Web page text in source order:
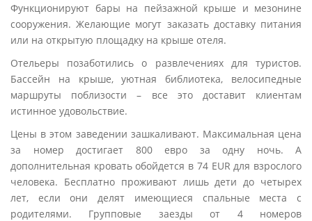
Функционируют бары на пейзажной крыше и мезонине
сооружения. Желающие могут заказать доставку питания
или на открытую площадку на крыше отеля.
Отельеры позаботились о развлечениях для туристов.
Бассейн на крыше, уютная библиотека, велосипедные
маршруты поблизости – все это доставит клиентам
истинное удовольствие.
Цены в этом заведении зашкаливают. Максимальная цена
за номер достигает 800 евро за одну ночь. А
дополнительная кровать обойдется в 74 EUR для взрослого
человека. Бесплатно проживают лишь дети до четырех
лет, если они делят имеющиеся спальные места с
родителями. Групповые заезды от 4 номеров